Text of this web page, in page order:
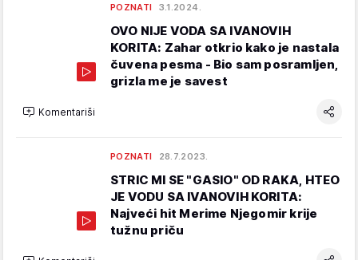
POZNATI 3.1.2024.
OVO NIJE VODA SA IVANOVIH
KORITA: Zahar otkrio kako je nastala
čuvena pesma - Bio sam posramljen,
grizla me je savest
Komentariši
POZNATI 28.7.2023.
STRIC MI SE "GASIO" OD RAKA, HTEO
JE VODU SA IVANOVIH KORITA:
Najveći hit Merime Njegomir krije
tužnu priču